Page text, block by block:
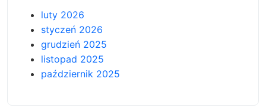
luty 2026
styczeń 2026
grudzień 2025
listopad 2025
październik 2025